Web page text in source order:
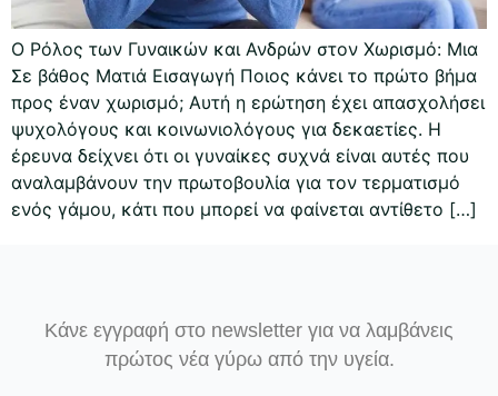
Ο Ρόλος των Γυναικών και Ανδρών στον Χωρισμό: Μια
Σε βάθος Ματιά Εισαγωγή Ποιος κάνει το πρώτο βήμα
προς έναν χωρισμό; Αυτή η ερώτηση έχει απασχολήσει
ψυχολόγους και κοινωνιολόγους για δεκαετίες. Η
έρευνα δείχνει ότι οι γυναίκες συχνά είναι αυτές που
αναλαμβάνουν την πρωτοβουλία για τον τερματισμό
ενός γάμου, κάτι που μπορεί να φαίνεται αντίθετο […]
Κάνε εγγραφή στο newsletter για να λαμβάνεις
πρώτος νέα γύρω από την υγεία.